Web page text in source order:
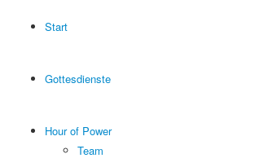
Start
Gottesdienste
Hour of Power
Team